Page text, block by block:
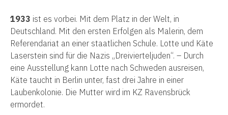
1933 ist es vorbei. Mit dem Platz in der Welt, in
Deutschland. Mit den ersten Erfolgen als Malerin, dem
Referendariat an einer staatlichen Schule. Lotte und Käte
Laserstein sind für die Nazis „Dreivierteljuden“. – Durch
eine Ausstellung kann Lotte nach Schweden ausreisen,
Käte taucht in Berlin unter, fast drei Jahre in einer
Laubenkolonie. Die Mutter wird im KZ Ravensbrück
ermordet.